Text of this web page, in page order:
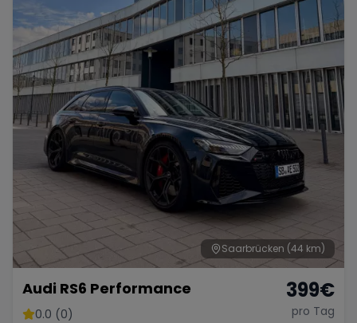
Saarbrücken (44 km)
Audi RS6 Performance
0.0 (0)
399€
pro Tag